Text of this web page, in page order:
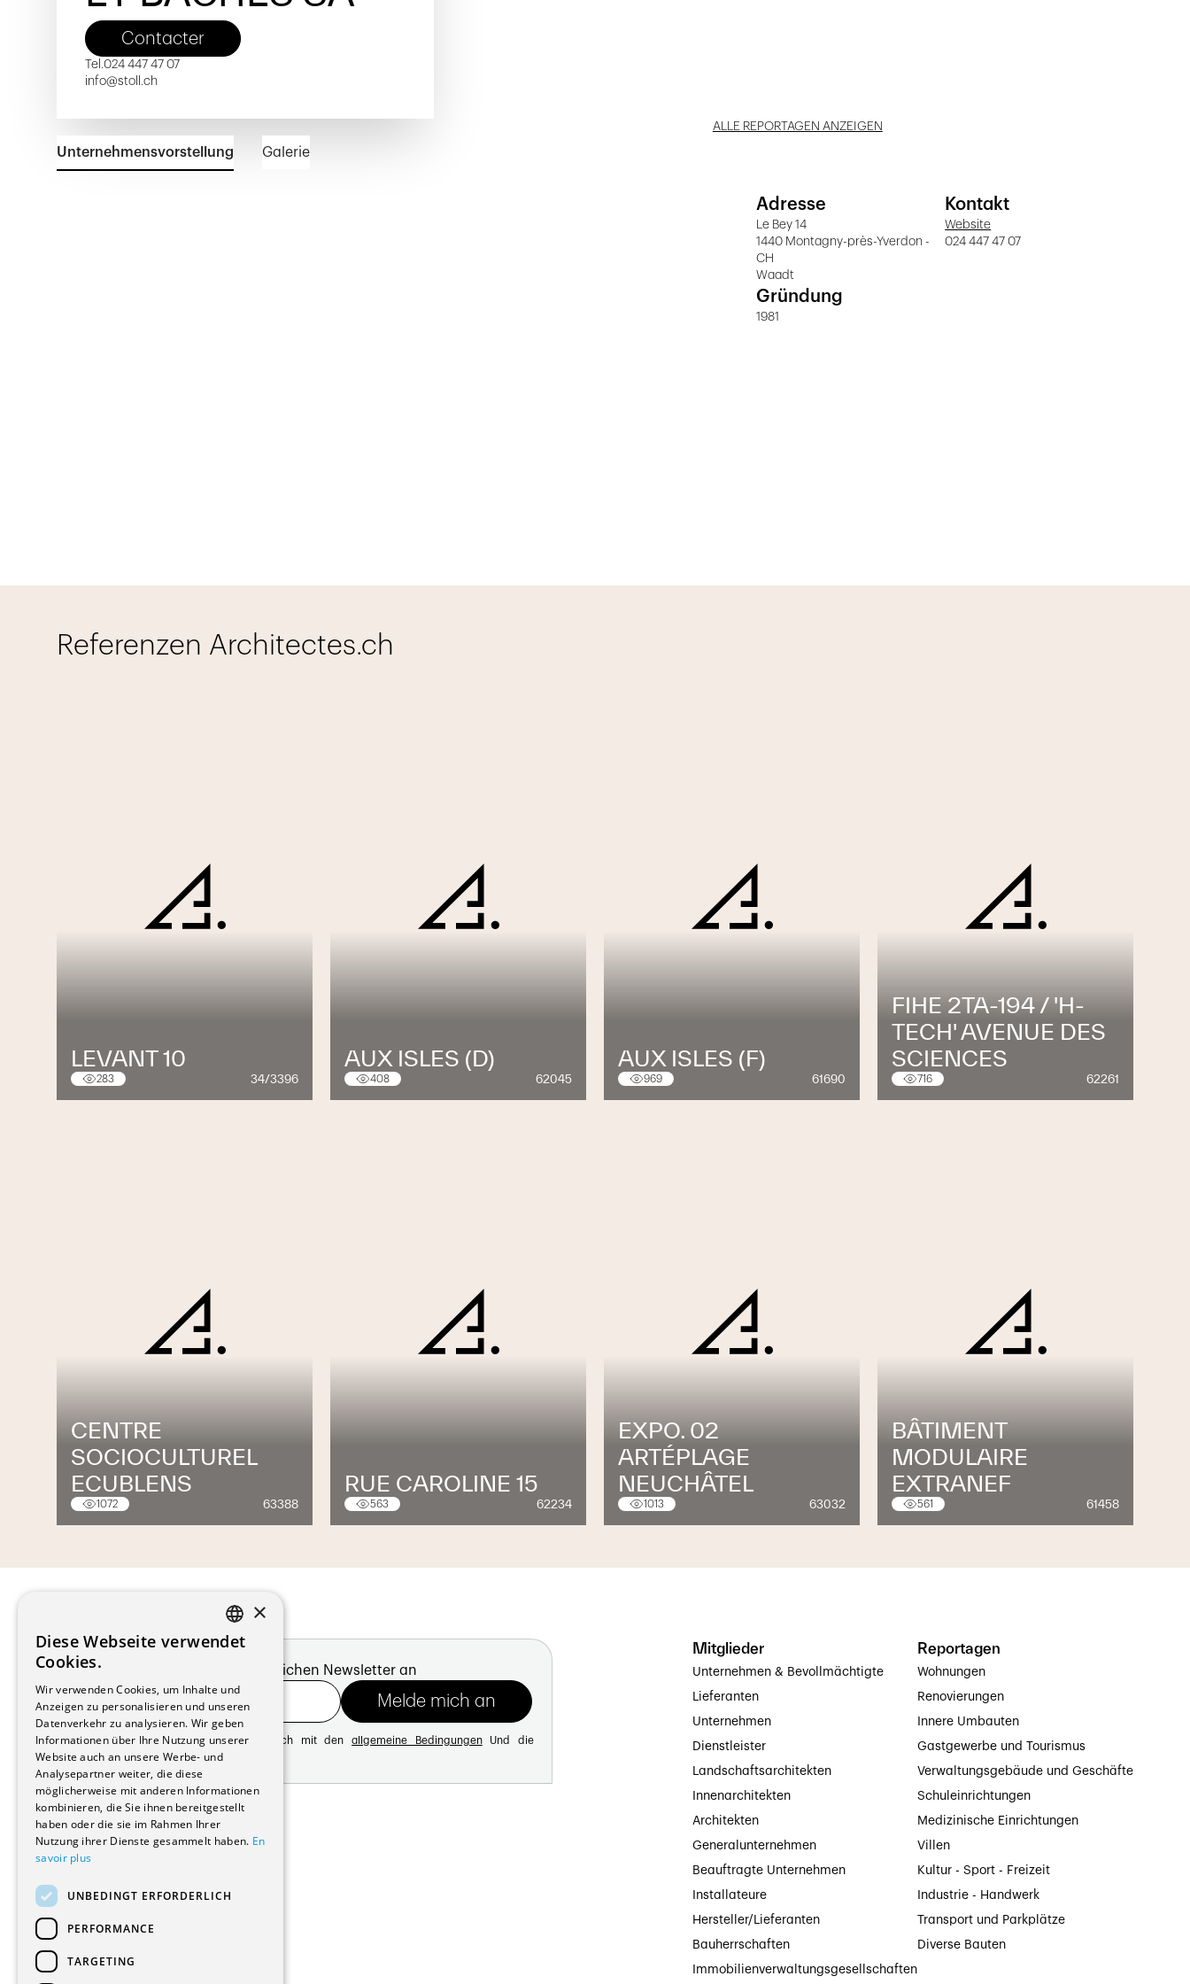
Contacter
Tel.024 447 47 07
info@stoll.ch
ALLE REPORTAGEN ANZEIGEN
Unternehmensvorstellung Galerie
Adresse
Le Bey 14
1440 Montagny-près-Yverdon -
CH
Waadt
Kontakt
Website
024 447 47 07
Gründung
1981
Referenzen Architectes.ch
LEVANT 10
283 34/3396
AUX ISLES (D)
408 62045
AUX ISLES (F)
969 61690
FIHE 2TA-194 / 'H-
TECH' AVENUE DES
SCIENCES
716 62261
CENTRE
SOCIOCULTUREL
ECUBLENS
1072 63388
RUE CAROLINE 15
563 62234
EXPO. 02
ARTÉPLAGE
NEUCHÂTEL
1013 63032
BÂTIMENT
MODULAIRE
EXTRANEF
561 61458
Melde dich für unseren monatlichen Newsletter an
Mit der Registrierung erklären Sie sich mit denallgemeine BedingungenUnd die
Datenschutzrichtlinie
Adresse:
Avenue de Longemalle 21
1020 Renens
Schweiz
Kontakt:
Plattform: +41 21 631 10 50
info@architectes.ch
Mitglieder
Unternehmen & Bevollmächtigte
Lieferanten
Unternehmen
Dienstleister
Landschaftsarchitekten
Innenarchitekten
Architekten
Generalunternehmen
Beauftragte Unternehmen
Installateure
Hersteller/Lieferanten
Bauherrschaften
Immobilienverwaltungsgesellschaften
Reportagen
Wohnungen
Renovierungen
Innere Umbauten
Gastgewerbe und Tourismus
Verwaltungsgebäude und Geschäfte
Schuleinrichtungen
Medizinische Einrichtungen
Villen
Kultur - Sport - Freizeit
Industrie - Handwerk
Transport und Parkplätze
Diverse Bauten
FRENCH
×
Diese Webseite verwendet
Cookies.
Wir verwenden Cookies, um Inhalte und
Anzeigen zu personalisieren und unseren
Datenverkehr zu analysieren. Wir geben
Informationen über Ihre Nutzung unserer
Website auch an unsere Werbe- und
Analysepartner weiter, die diese
möglicherweise mit anderen Informationen
kombinieren, die Sie ihnen bereitgestellt
haben oder die sie im Rahmen Ihrer
Nutzung ihrer Dienste gesammelt haben. En
savoir plus
UNBEDINGT ERFORDERLICH
PERFORMANCE
TARGETING